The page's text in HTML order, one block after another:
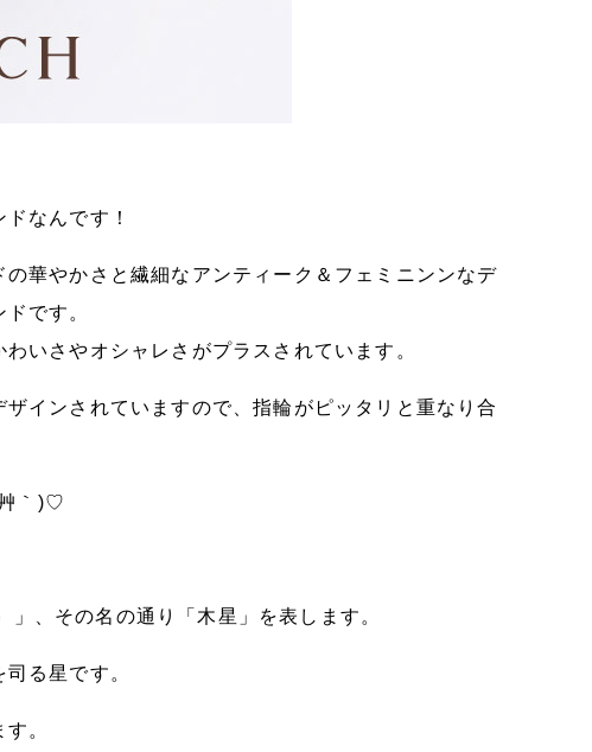
なんです！
華やかさと繊細なアンティーク＆フェミニンンなデ
です。
いさやオシャレさがプラスされています。
インされていますので、指輪がピッタリと重なり合
｀)♡
、その名の通り「木星」を表します。
る星です。
。